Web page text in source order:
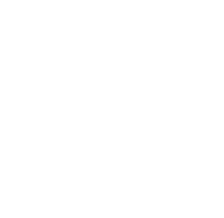
する独立した貨物オー
し、オールインで見
ません。各レーンは海